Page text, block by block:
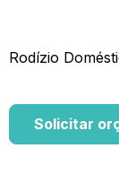
Rodízio
Solicitar